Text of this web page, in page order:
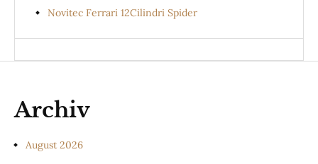
Novitec Ferrari 12Cilindri Spider
Archiv
August 2026